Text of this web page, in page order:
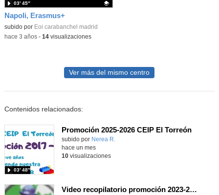
Napoli, Erasmus+
Contenido educativo.
subido por Eoi carabanchel madrid
03′ 45″
-hace 3 años- 14visualizaciones
Ver más del mismo centro
Contenidos relacionados:
Promoción 2025-2026 CEIP El Torreón
subido por Nerea R.
03′ 48″
hace un mes
10visualizaciones
Video recopilatorio promoción 2023-2026 (I5A)